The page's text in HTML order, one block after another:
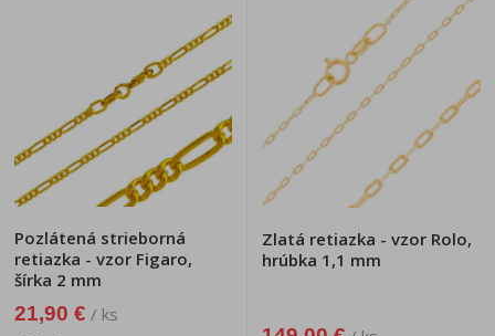
Pozlátená strieborná
retiazka - vzor Figaro,
šírka 2 mm
21,90 € / ks
Zlatá retiazka - vzor Rolo,
hrúbka 1,1 mm